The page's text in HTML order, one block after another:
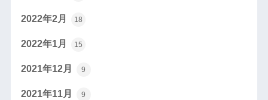
2022年2月 18
2022年1月 15
2021年12月 9
2021年11月 9